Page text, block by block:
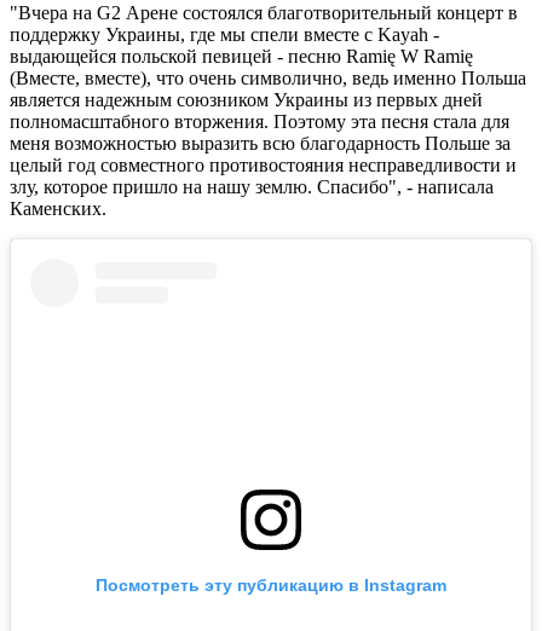
"Вчера на G2 Арене состоялся благотворительный концерт в
поддержку Украины, где мы спели вместе с Kayah -
выдающейся польской певицей - песню Ramię W Ramię
(Вместе, вместе), что очень символично, ведь именно Польша
является надежным союзником Украины из первых дней
полномасштабного вторжения. Поэтому эта песня стала для
меня возможностью выразить всю благодарность Польше за
целый год совместного противостояния несправедливости и
злу, которое пришло на нашу землю. Спасибо", - написала
Каменских.
Посмотреть эту публикацию в Instagram